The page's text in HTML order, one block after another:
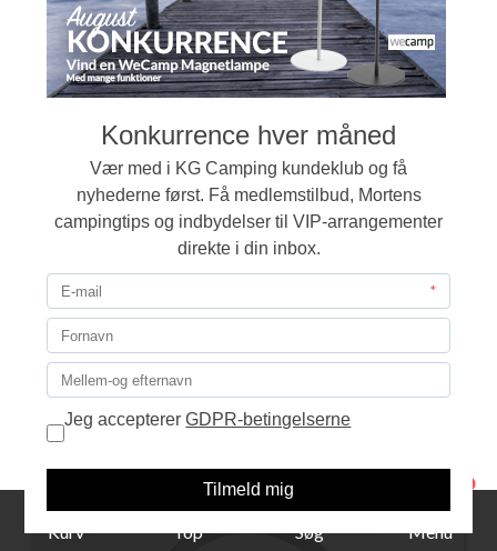
740,00
LÆG I KURVEN
Kurv Top Søg Menu